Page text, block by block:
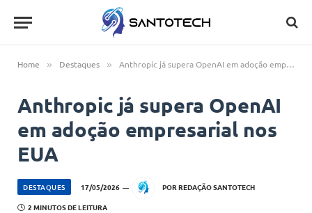
Home » Destaques » Anthropic já supera OpenAI em adoção empresarial nos EUA
Anthropic já supera OpenAI
em adoção empresarial nos
EUA
DESTAQUES 17/05/2026 POR REDAÇÃO SANTOTECH
2 MINUTOS DE LEITURA